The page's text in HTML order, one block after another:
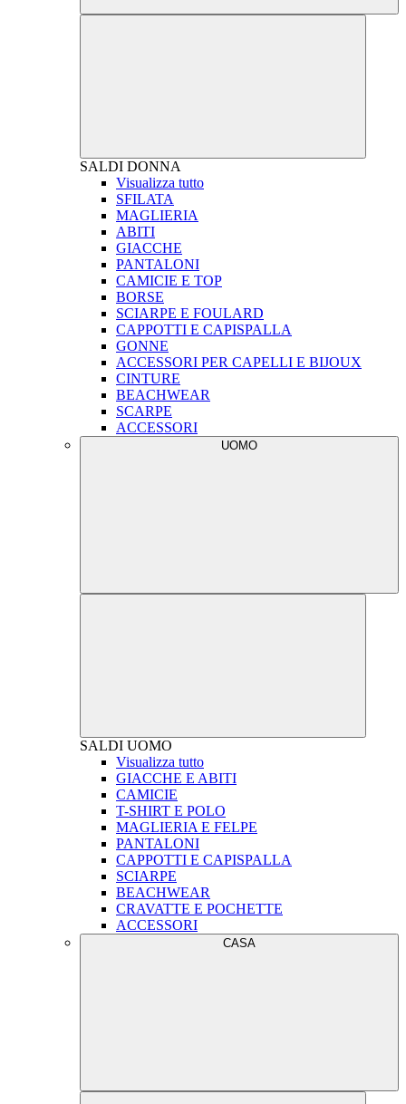
SALDI DONNA
Visualizza tutto
SFILATA
MAGLIERIA
ABITI
GIACCHE
PANTALONI
CAMICIE E TOP
BORSE
SCIARPE E FOULARD
CAPPOTTI E CAPISPALLA
GONNE
ACCESSORI PER CAPELLI E BIJOUX
CINTURE
BEACHWEAR
SCARPE
ACCESSORI
UOMO
SALDI UOMO
Visualizza tutto
GIACCHE E ABITI
CAMICIE
T-SHIRT E POLO
MAGLIERIA E FELPE
PANTALONI
CAPPOTTI E CAPISPALLA
SCIARPE
BEACHWEAR
CRAVATTE E POCHETTE
ACCESSORI
CASA